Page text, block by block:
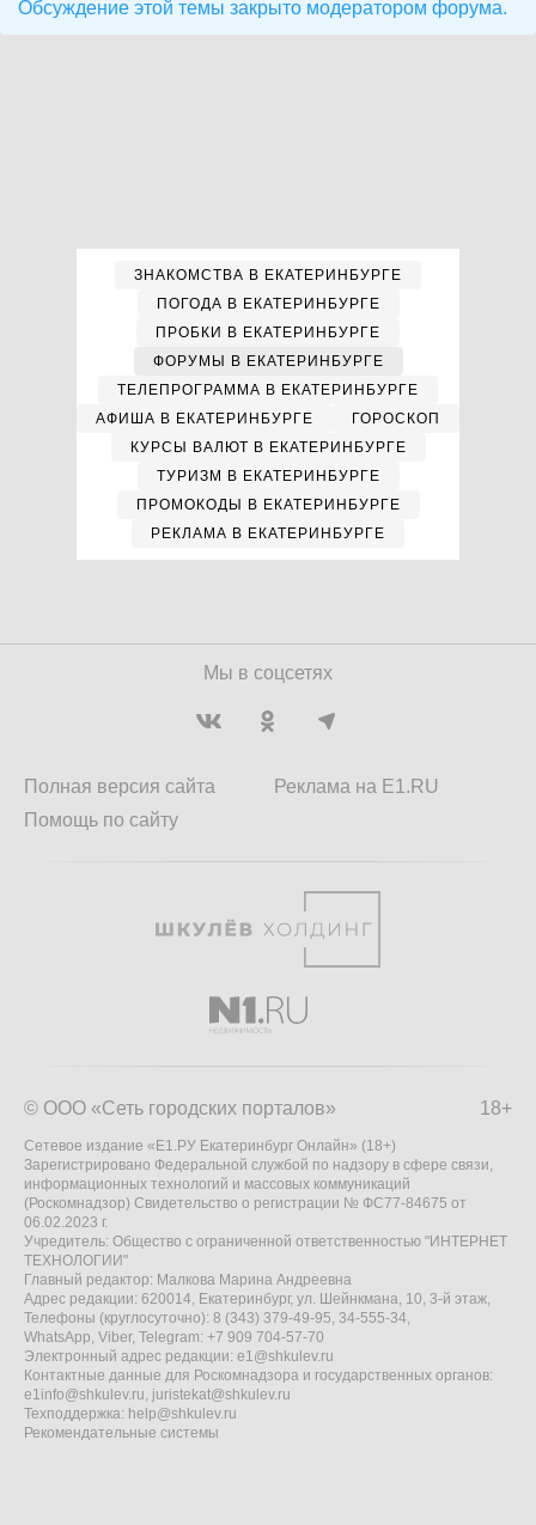
Обсуждение этой темы закрыто модератором форума.
ЗНАКОМСТВА В ЕКАТЕРИНБУРГЕ
ПОГОДА В ЕКАТЕРИНБУРГЕ
ПРОБКИ В ЕКАТЕРИНБУРГЕ
ФОРУМЫ В ЕКАТЕРИНБУРГЕ
ТЕЛЕПРОГРАММА В ЕКАТЕРИНБУРГЕ
АФИША В ЕКАТЕРИНБУРГЕ
ГОРОСКОП
КУРСЫ ВАЛЮТ В ЕКАТЕРИНБУРГЕ
ТУРИЗМ В ЕКАТЕРИНБУРГЕ
ПРОМОКОДЫ В ЕКАТЕРИНБУРГЕ
РЕКЛАМА В ЕКАТЕРИНБУРГЕ
Мы в соцсетях
Полная версия сайта
Помощь по сайту
Реклама на E1.RU
18+
© ООО «Сеть городских порталов»
Сетевое издание «Е1.РУ Екатеринбург Онлайн» (18+)
Зарегистрировано Федеральной службой по надзору в сфере связи,
информационных технологий и массовых коммуникаций
(Роскомнадзор) Свидетельство о регистрации № ФС77-84675 от
06.02.2023 г.
Учредитель: Общество с ограниченной ответственностью "ИНТЕРНЕТ
ТЕХНОЛОГИИ"
Главный редактор: Малкова Марина Андреевна
Адрес редакции: 620014, Екатеринбург, ул. Шейнкмана, 10, 3-й этаж,
Телефоны (круглосуточно): 8 (343) 379-49-95, 34-555-34,
WhatsApp, Viber, Telegram: +7 909 704-57-70
Электронный адрес редакции: e1@shkulev.ru
Контактные данные для Роскомнадзора и государственных органов:
e1info@shkulev.ru, juristekat@shkulev.ru
Техподдержка: help@shkulev.ru
Рекомендательные системы